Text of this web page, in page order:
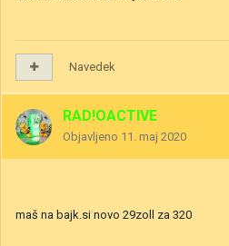
Navedek
RAD!OACTIVE
Objavljeno 11. maj 2020
maš na bajk.si novo 29zoll za 320